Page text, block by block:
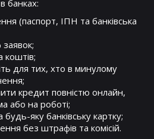
банках:
(паспорт, ІПН та банківська
коштів;
для тих, хто в минулому
кредит повністю онлайн,
або на роботі;
яку банківську картку;
без штрафів та комісій.